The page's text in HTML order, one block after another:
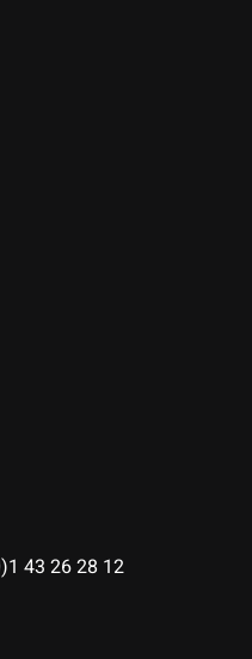
43 26 28 12
Español